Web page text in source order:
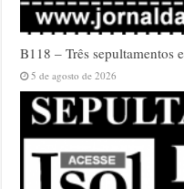
B118 – Três sepultamentos
5 de agosto de 2026